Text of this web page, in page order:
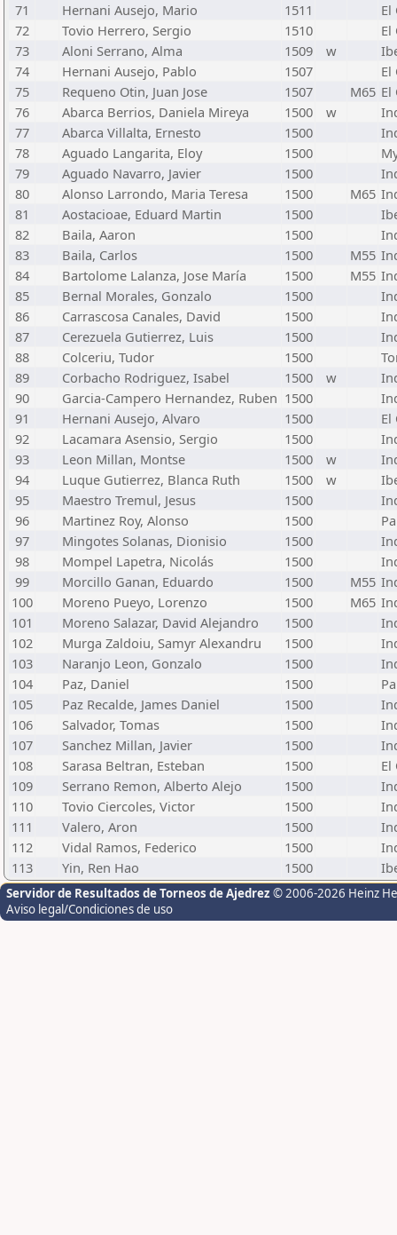
71
Hernani Ausejo, Mario 1511
El
72
Tovio Herrero, Sergio 1510
El
73
Aloni Serrano, Alma 1509 w
74
Hernani Ausejo, Pablo 1507
El
75
Requeno Otin, Juan Jose 1507 M65 El
76
Abarca Berrios, Daniela Mireya 1500 w
77
Abarca Villalta, Ernesto 1500
78
Aguado Langarita, Eloy 1500
79
Aguado Navarro, Javier 1500
80
Alonso Larrondo, Maria Teresa 1500 M65
81
Aostacioae, Eduard Martin 1500
82
Baila, Aaron 1500
83
Baila, Carlos 1500 M55
84
Bartolome Lalanza, Jose María 1500 M55
85
Bernal Morales, Gonzalo 1500
86
Carrascosa Canales, David 1500
87
Cerezuela Gutierrez, Luis 1500
88
Colceriu, Tudor 1500
89
Corbacho Rodriguez, Isabel 1500 w
90
Garcia-Campero Hernandez, Ruben 1500
91
Hernani Ausejo, Alvaro 1500
El
92
Lacamara Asensio, Sergio 1500
93
Leon Millan, Montse 1500 w
94
Luque Gutierrez, Blanca Ruth 1500 w
95
Maestro Tremul, Jesus 1500
96
Martinez Roy, Alonso 1500
97
Mingotes Solanas, Dionisio 1500
98
Mompel Lapetra, Nicolás 1500
99
Morcillo Ganan, Eduardo 1500 M55
100
Moreno Pueyo, Lorenzo 1500 M65
101
Moreno Salazar, David Alejandro 1500
102
Murga Zaldoiu, Samyr Alexandru 1500
103
Naranjo Leon, Gonzalo 1500
104
Paz, Daniel 1500
105
Paz Recalde, James Daniel 1500
106
Salvador, Tomas 1500
107
Sanchez Millan, Javier 1500
108
Sarasa Beltran, Esteban 1500
El
109
Serrano Remon, Alberto Alejo 1500
110
Tovio Ciercoles, Victor 1500
111
Valero, Aron 1500
112
Vidal Ramos, Federico 1500
113
Yin, Ren Hao 1500
Servidor de Resultados de Torneos de Ajedrez © 2006-2026 Heinz
Aviso legal/Condiciones de uso